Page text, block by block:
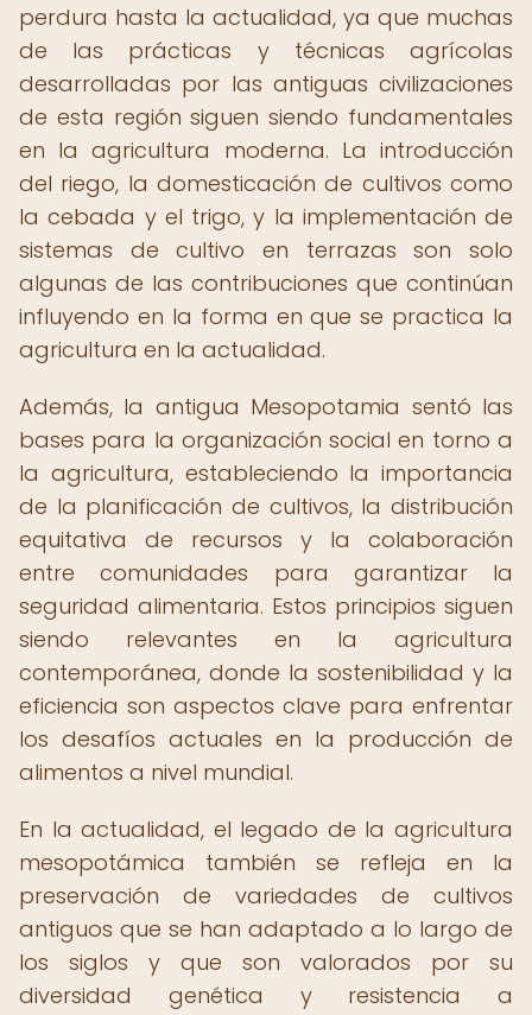
perdura hasta la actualidad, ya que muchas
de las prácticas y técnicas agrícolas
desarrolladas por las antiguas civilizaciones
de esta región siguen siendo fundamentales
en la agricultura moderna. La introducción
del riego, la domesticación de cultivos como
la cebada y el trigo, y la implementación de
sistemas de cultivo en terrazas son solo
algunas de las contribuciones que continúan
influyendo en la forma en que se practica la
agricultura en la actualidad.
Además, la antigua Mesopotamia sentó las
bases para la organización social en torno a
la agricultura, estableciendo la importancia
de la planificación de cultivos, la distribución
equitativa de recursos y la colaboración
entre comunidades para garantizar la
seguridad alimentaria. Estos principios siguen
siendo relevantes en la agricultura
contemporánea, donde la sostenibilidad y la
eficiencia son aspectos clave para enfrentar
los desafíos actuales en la producción de
alimentos a nivel mundial.
En la actualidad, el legado de la agricultura
mesopotámica también se refleja en la
preservación de variedades de cultivos
antiguos que se han adaptado a lo largo de
los siglos y que son valorados por su
diversidad genética y resistencia a